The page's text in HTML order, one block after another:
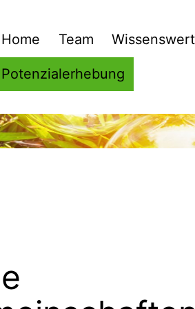
Home Team
Potenzialerhebung